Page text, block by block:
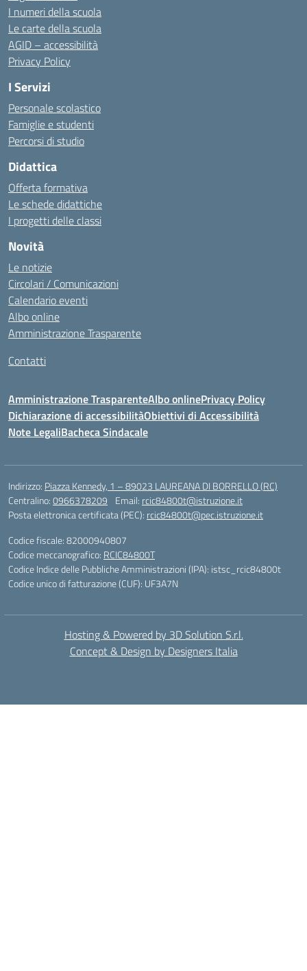
I numeri della scuola
Le carte della scuola
AGID – accessibilità
Privacy Policy
I Servizi
Personale scolastico
Famiglie e studenti
Percorsi di studio
Didattica
Offerta formativa
Le schede didattiche
I progetti delle classi
Novità
Le notizie
Circolari / Comunicazioni
Calendario eventi
Albo online
Amministrazione Trasparente
Contatti
Amministrazione TrasparenteAlbo onlinePrivacy Policy
Dichiarazione di accessibilitàObiettivi di Accessibilità
Note LegaliBacheca Sindacale
Indirizzo: Piazza Kennedy, 1 – 89023 LAUREANA DI BORRELLO (RC)
Centralino:0966378209 Email: rcic84800t@istruzione.it
Posta elettronica certificata (PEC): rcic84800t@pec.istruzione.it
Codice fiscale: 82000940807
Codice meccanografico: RCIC84800T
Codice Indice delle Pubbliche Amministrazioni (IPA): istsc_rcic84800t
Codice unico di fatturazione (CUF): UF3A7N
Hosting & Powered by 3D Solution S.r.l.
Concept & Design by Designers Italia